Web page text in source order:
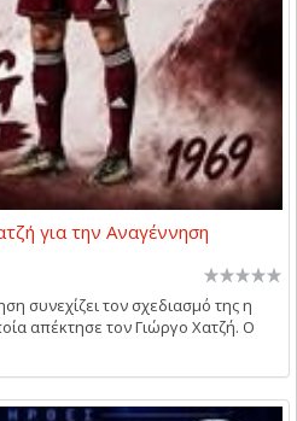
για την Αναγέννηση
συνεχίζει τον σχεδιασμό της η
απέκτησε τον Γιώργο Χατζή. Ο